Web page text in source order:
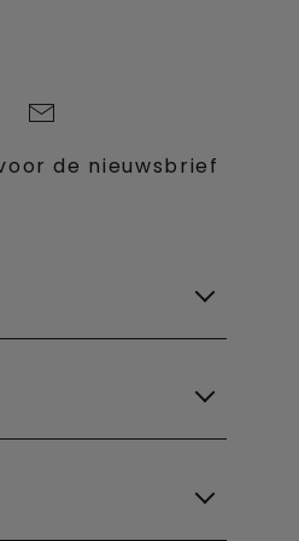
de nieuwsbrief